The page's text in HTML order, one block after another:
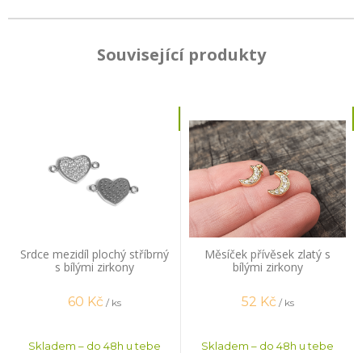
Související produkty
Srdce mezidíl plochý stříbrný
s bílými zirkony
60 Kč / ks
Skladem – do 48h u tebe
Měsíček přívěsek zlatý s
bílými zirkony
52 Kč / ks
Skladem – do 48h u tebe